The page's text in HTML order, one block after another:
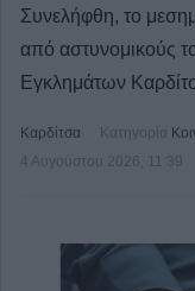
Συνελήφθη, το
από αστυνομικούς
Εγκλημάτων
Καρδίτσα Κατηγορία
4 Αυγούστου 2026, 11:39